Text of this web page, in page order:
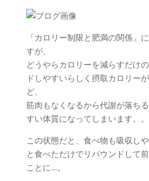
「カロリー制限と肥満の関係」
すが、
どうやらカロリーを減らすだけ
ドしやすいらしく摂取カロリー
ど、
筋肉もなくなるから代謝が落ち
すい体質になってしまいます。。
この状態だと、食べ物も吸収し
と食べただけでリバウンドして
ことに…。